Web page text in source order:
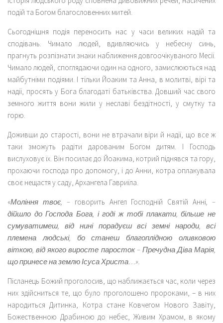
подій та Богом благословенних митей.
Сьогоднішня подія переносить нас у часи великих надій та
сподівань. Чимало людей, вдивляючись у небесну синь,
прагнуть розпізнати знаки наближення довгоочікуваного Месії.
Чимало людей, споглядаючи один на одного, замислюються над
майбутніми подіями. І тільки Йоаким та Анна, в молитві, вірі та
надії, просять у Бога благодаті батьківства. Довший час свого
земного життя вони жили у неславі бездітності, у смутку та
горю.
Доживши до старості, вони не втрачали віри й надії, що все ж
таки зможуть радіти дарованим Богом дитям. І Господь
вислуховує їх. Він посилає до Йоакима, котрий піднявся та гору,
прохаючи господа про допомогу, і до Анни, котра оплакувала
своє нещастя у саду, Архангела Гавриїла.
«Моління твоє, – говорить Ангел Господній Святій Анні, –
дійшло до Господа Бога, і годі ж тобі плакати, більше не
сумуватимеш, від нині порадуєш всі земні народи, всі
племена людські, бо станеш благоплідною оливковою
віткою, від якого виросте паросток – Пречудна Діва Марія,
що принесе на землю Ісуса Христа…».
Післанець Божий проголосив, що наближається час, коли через
них здійсниться те, що було проголошено пророками, – в них
народиться Дитинка, Котра стане Ковчегом Нового Завіту,
Божественною Драбиною до небес, Живим Храмом, в якому